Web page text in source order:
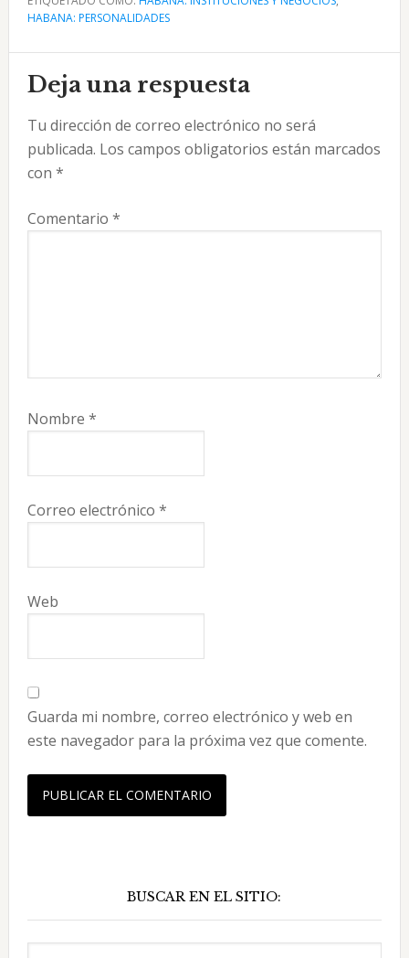
HABANA: PERSONALIDADES
Interacciones
con
los
lectores
Deja una respuesta
Tu dirección de correo electrónico no será
publicada. Los campos obligatorios están marcados
con *
Comentario *
Nombre *
Correo electrónico *
Web
Guarda mi nombre, correo electrónico y web en
este navegador para la próxima vez que comente.
principal
BUSCAR EN EL SITIO: